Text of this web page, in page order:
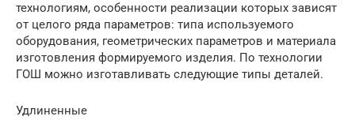
технологиям, особенности реализации которых зависят
от целого ряда параметров: типа используемого
оборудования, геометрических параметров и материала
изготовления формируемого изделия. По технологии
ГОШ можно изготавливать следующие типы деталей.
Удлиненные